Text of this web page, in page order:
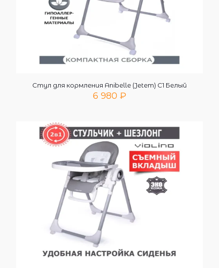
Стул для кормления Anibelle (Jetem) C1 Белый
6 980 ₽